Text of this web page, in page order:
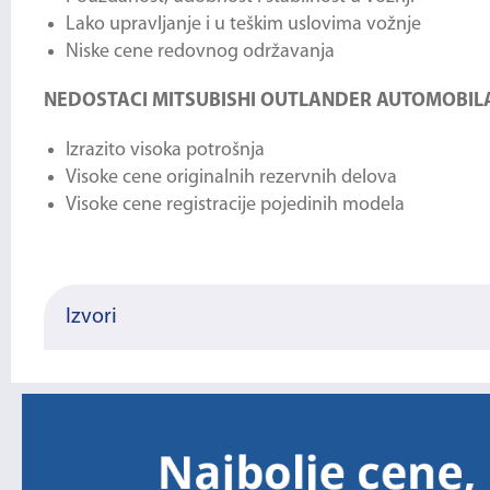
Lako upravljanje i u teškim uslovima vožnje
Niske cene redovnog održavanja
NEDOSTACI MITSUBISHI OUTLANDER
Izrazito visoka potrošnja
Visoke cene originalnih rezervnih delova
Visoke cene registracije pojedinih modela
Izvori